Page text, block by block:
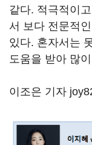
같다. 적극적이
서 보다 전문적
있다. 혼자서는
도움을 받아 많
이조은 기자